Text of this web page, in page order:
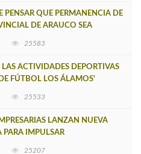
PENSAR QUE PERMANENCIA DE
DE ARAUCO SEA
25583
LAS ACTIVIDADES DEPORTIVAS
FÚTBOL LOS ÁLAMOS'
25533
LANZAN NUEVA
IMPULSAR
25207